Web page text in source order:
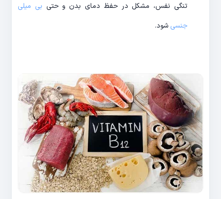
تنگی نفس، مشکل در حفظ دمای بدن و حتی بی میلی
جنسی شود.